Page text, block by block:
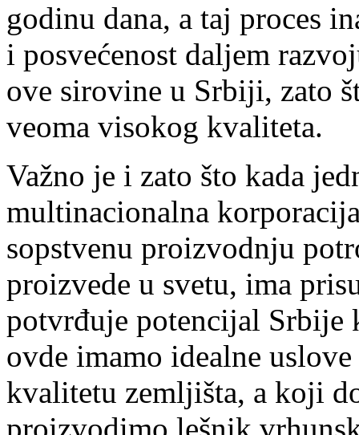
godinu dana, a taj proces
i posvećenost daljem
ove sirovine u Srbiji, zato
veoma visokog kvaliteta.
Važno je i zato što kada
multinacionalna
sopstvenu proizvodnju
proizvede u svetu, ima
potvrđuje potencijal Srbije
ovde imamo idealne
kvalitetu zemljišta, a koji